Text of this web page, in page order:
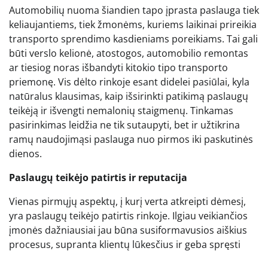
Automobilių nuoma šiandien tapo įprasta paslauga tiek
keliaujantiems, tiek žmonėms, kuriems laikinai prireikia
transporto sprendimo kasdieniams poreikiams. Tai gali
būti verslo kelionė, atostogos, automobilio remontas
ar tiesiog noras išbandyti kitokio tipo transporto
priemonę. Vis dėlto rinkoje esant didelei pasiūlai, kyla
natūralus klausimas, kaip išsirinkti patikimą paslaugų
teikėją ir išvengti nemalonių staigmenų. Tinkamas
pasirinkimas leidžia ne tik sutaupyti, bet ir užtikrina
ramų naudojimąsi paslauga nuo pirmos iki paskutinės
dienos.
Paslaugų teikėjo patirtis ir reputacija
Vienas pirmųjų aspektų, į kurį verta atkreipti dėmesį,
yra paslaugų teikėjo patirtis rinkoje. Ilgiau veikiančios
įmonės dažniausiai jau būna susiformavusios aiškius
procesus, supranta klientų lūkesčius ir geba spręsti